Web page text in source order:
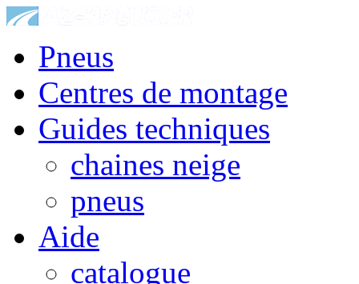
Pneus
Centres de montage
Guides techniques
chaines neige
pneus
Aide
catalogue